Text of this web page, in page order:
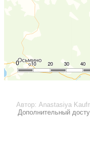
10
0 20 30 40
Автор: Anastasiya
Дополнительный